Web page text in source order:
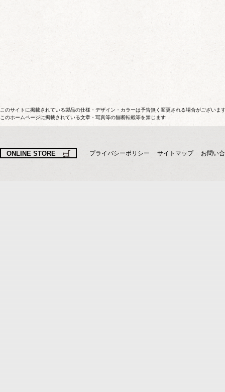
このサイトに掲載されている製品の仕様・デザイン・カラーは予告無く変更される場合がござい
このホームページに掲載されている文章・写真等の無断転載等を禁じます
ONLINE STORE プライバシーポリシー サイトマップ お問い